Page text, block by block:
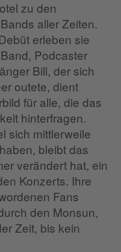
zu den
aller Zeiten.
erleben sie
Podcaster
Bill, der sich
outete, dient
für alle, die das
hinterfragen.
sich mittlerweile
bleibt das
verändert hat, ein
Konzerts. Ihre
Fans
den Monsun,
Zeit, bis kein